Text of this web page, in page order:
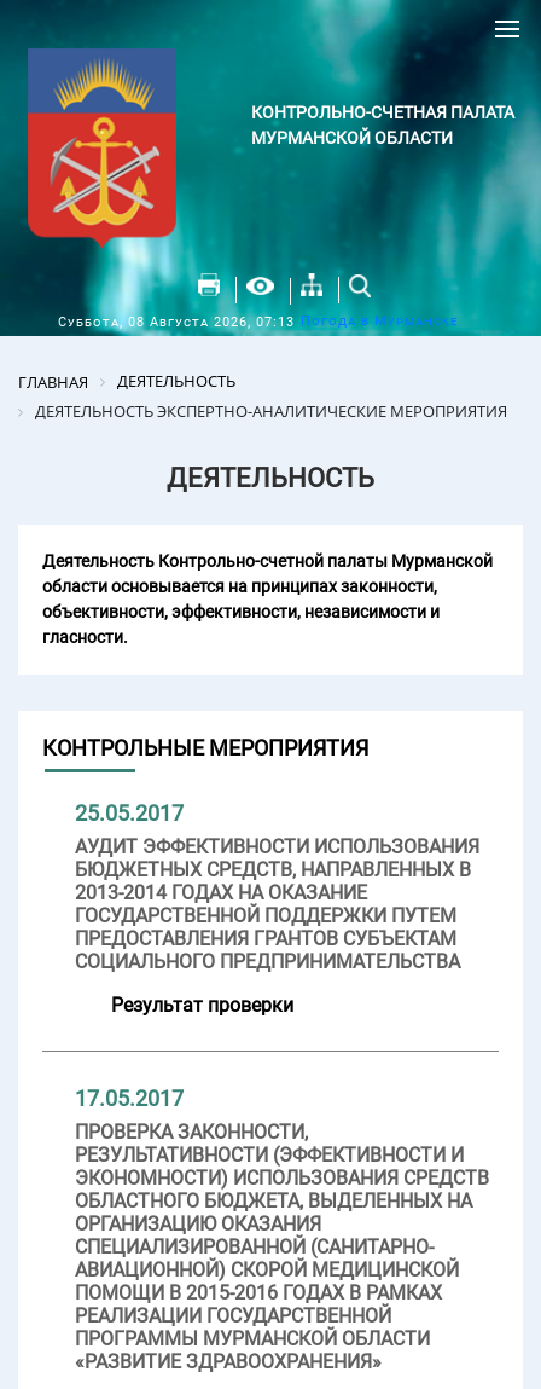
КОНТРОЛЬНО-СЧЕТНАЯ ПАЛАТА
МУРМАНСКОЙ ОБЛАСТИ
Суббота, 08 Августа 2026, 07:13 Погода в Мурманске
ГЛАВНАЯ
ДЕЯТЕЛЬНОСТЬ
ДЕЯТЕЛЬНОСТЬ ЭКСПЕРТНО-АНАЛИТИЧЕСКИЕ МЕРОПРИЯТИЯ
ДЕЯТЕЛЬНОСТЬ
Деятельность Контрольно-счетной палаты Мурманской
области основывается на принципах законности,
объективности, эффективности, независимости и
гласности.
КОНТРОЛЬНЫЕ МЕРОПРИЯТИЯ
25.05.2017
АУДИТ ЭФФЕКТИВНОСТИ ИСПОЛЬЗОВАНИЯ
БЮДЖЕТНЫХ СРЕДСТВ, НАПРАВЛЕННЫХ В
2013-2014 ГОДАХ НА ОКАЗАНИЕ
ГОСУДАРСТВЕННОЙ ПОДДЕРЖКИ ПУТЕМ
ПРЕДОСТАВЛЕНИЯ ГРАНТОВ СУБЪЕКТАМ
СОЦИАЛЬНОГО ПРЕДПРИНИМАТЕЛЬСТВА
Результат проверки
17.05.2017
ПРОВЕРКА ЗАКОННОСТИ,
РЕЗУЛЬТАТИВНОСТИ (ЭФФЕКТИВНОСТИ И
ЭКОНОМНОСТИ) ИСПОЛЬЗОВАНИЯ СРЕДСТВ
ОБЛАСТНОГО БЮДЖЕТА, ВЫДЕЛЕННЫХ НА
ОРГАНИЗАЦИЮ ОКАЗАНИЯ
СПЕЦИАЛИЗИРОВАННОЙ (САНИТАРНО-
АВИАЦИОННОЙ) СКОРОЙ МЕДИЦИНСКОЙ
ПОМОЩИ В 2015-2016 ГОДАХ В РАМКАХ
РЕАЛИЗАЦИИ ГОСУДАРСТВЕННОЙ
ПРОГРАММЫ МУРМАНСКОЙ ОБЛАСТИ
«РАЗВИТИЕ ЗДРАВООХРАНЕНИЯ»